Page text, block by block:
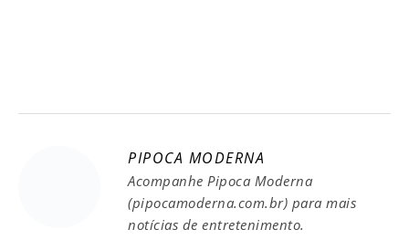
PIPOCA MODERNA
Acompanhe Pipoca Moderna
(pipocamoderna.com.br) para mais
notícias de entretenimento.